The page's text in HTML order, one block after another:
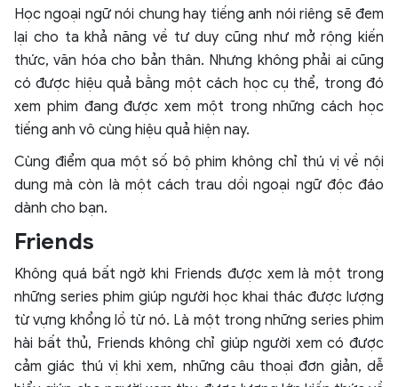
Học ngoại ngữ nói chung hay tiếng anh nói riêng sẽ đem
lại cho ta khả năng về tư duy cũng như mở rộng kiến
thức, văn hóa cho bản thân. Nhưng không phải ai cũng
có được hiệu quả bằng một cách học cụ thể, trong đó
xem phim đang được xem một trong những cách học
tiếng anh vô cùng hiệu quả hiện nay.
Cùng điểm qua một số bộ phim không chỉ thú vị về nội
dung mà còn là một cách trau dồi ngoại ngữ độc đáo
dành cho bạn.
Friends
Không quá bất ngờ khi Friends được xem là một trong
những series phim giúp người học khai thác được lượng
từ vựng khổng lồ từ nó. Là một trong những series phim
hài bất thủ, Friends không chỉ giúp người xem có được
cảm giác thú vị khi xem, những câu thoại đơn giản, dễ